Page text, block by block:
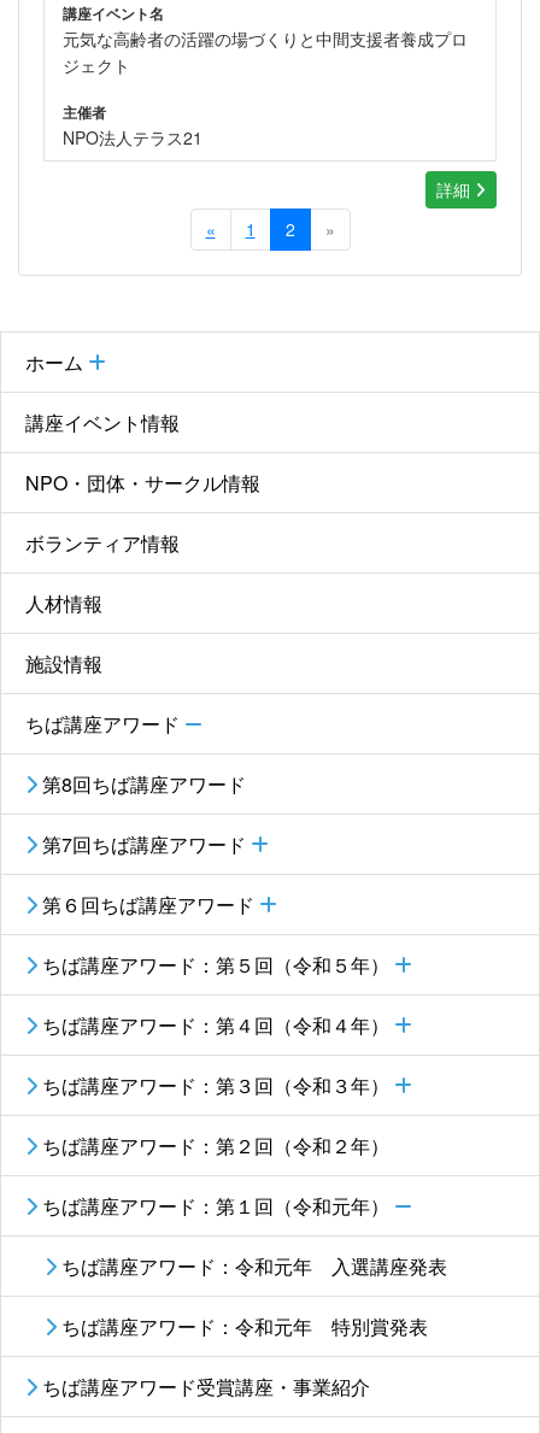
ホーム
講座イベント情報
NPO・団体・サークル情報
ボランティア情報
人材情報
施設情報
ちば講座アワード
第8回ちば講座アワード
第7回ちば講座アワード
第６回ちば講座アワード
ちば講座アワード：第５回（令和５年）
ちば講座アワード：第４回（令和４年）
ちば講座アワード：第３回（令和３年）
ちば講座アワード：第２回（令和２年）
ちば講座アワード：第１回（令和元年）
ちば講座アワード：令和元年 入選講座発表
ちば講座アワード：令和元年 特別賞発表
ちば講座アワード受賞講座・事業紹介
講座イベント名
元気な高齢者の活躍の場づくりと中間支援者養成プロ
ジェクト
主催者
NPO法人テラス21
詳細
«
1 2 »